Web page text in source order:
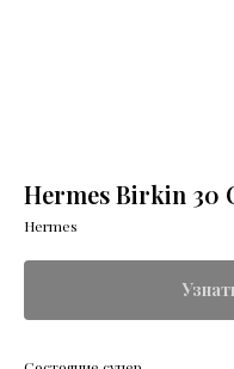
Hermes Birkin 30
Hermes